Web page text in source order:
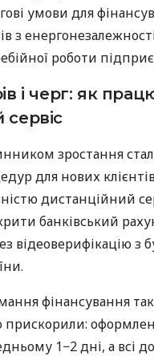
умови для
з
роботи
і черг: як
зростання
для нових
дистанційний
банківський
відеоверифікацію з
фінансування
прискорили:
1−2 дні, а всі